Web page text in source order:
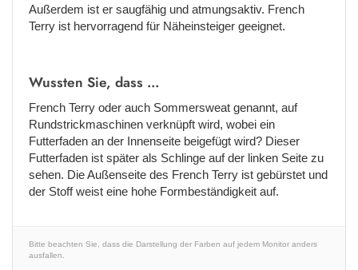
Außerdem ist er saugfähig und atmungsaktiv. French
Terry ist hervorragend für Näheinsteiger geeignet.
Wussten Sie, dass ...
French Terry oder auch Sommersweat genannt, auf
Rundstrickmaschinen verknüpft wird, wobei ein
Futterfaden an der Innenseite beigefügt wird? Dieser
Futterfaden ist später als Schlinge auf der linken Seite zu
sehen. Die Außenseite des French Terry ist gebürstet und
der Stoff weist eine hohe Formbeständigkeit auf.
Bitte beachten Sie, dass die Darstellung der Farben auf jedem Monitor anders
ausfallen.